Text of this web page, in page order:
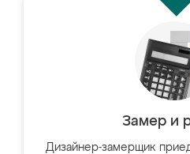
Замер и
Дизайнер-замерщик